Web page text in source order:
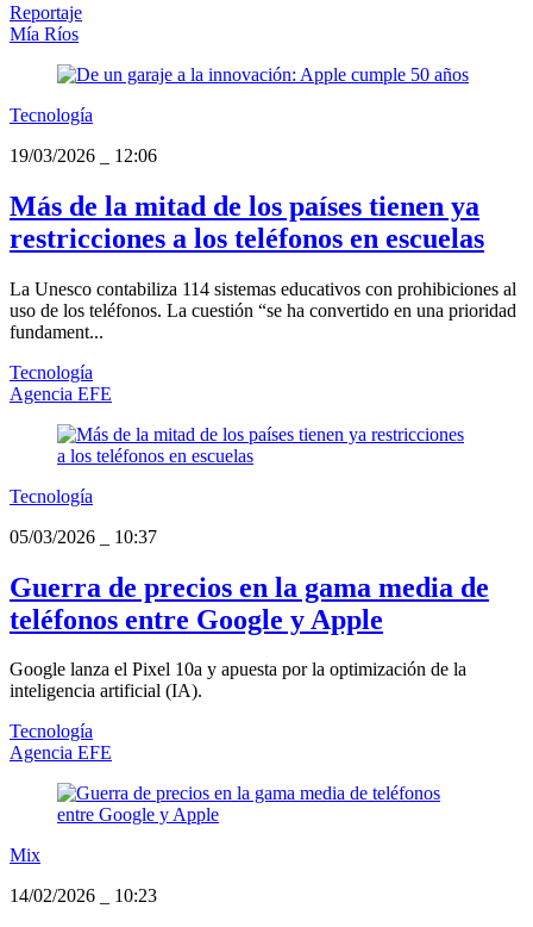
Reportaje
Mía Ríos
Tecnología
19/03/2026
12:06
Más de la mitad de los países tienen ya
restricciones a los teléfonos en escuelas
La Unesco contabiliza 114 sistemas educativos con prohibiciones al
uso de los teléfonos. La cuestión “se ha convertido en una prioridad
fundament...
Tecnología
Agencia EFE
Tecnología
05/03/2026
10:37
Guerra de precios en la gama media de
teléfonos entre Google y Apple
Google lanza el Pixel 10a y apuesta por la optimización de la
inteligencia artificial (IA).
Tecnología
Agencia EFE
Mix
14/02/2026
10:23